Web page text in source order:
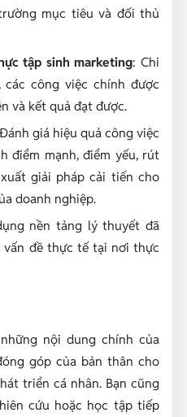
mục tiêu và đối thủ
tập sinh marketing: Chi
công việc chính được
và kết quả đạt được.
Đánh giá hiệu quả công việc
điểm mạnh, điểm yếu, rút
giải pháp cải tiến cho
doanh nghiệp.
nền tảng lý thuyết đã
vấn đề thực tế tại nơi thực
nội dung chính của
góp của bản thân cho
triển cá nhân. Bạn cũng
cứu hoặc học tập tiếp